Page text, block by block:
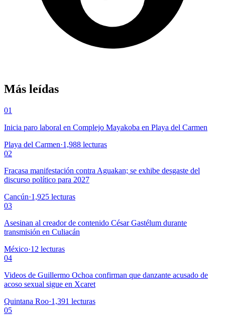
Más leídas
01
Inicia paro laboral en Complejo Mayakoba en Playa del Carmen
Playa del Carmen·1,988 lecturas
02
Fracasa manifestación contra Aguakan; se exhibe desgaste del
discurso político para 2027
Cancún·1,925 lecturas
03
Asesinan al creador de contenido César Gastélum durante
transmisión en Culiacán
México·12 lecturas
04
Videos de Guillermo Ochoa confirman que danzante acusado de
acoso sexual sigue en Xcaret
Quintana Roo·1,391 lecturas
05